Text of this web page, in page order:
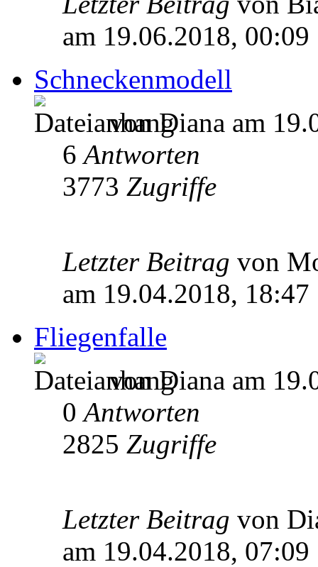
am 19.06.2018, 00:09
Schneckenmodell
von Diana am
6Antworten
3773 Zugriffe
Letzter Beitrag von
am 19.04.2018, 18:47
Fliegenfalle
von Diana am
0Antworten
2825 Zugriffe
Letzter Beitrag von
am 19.04.2018, 07:09